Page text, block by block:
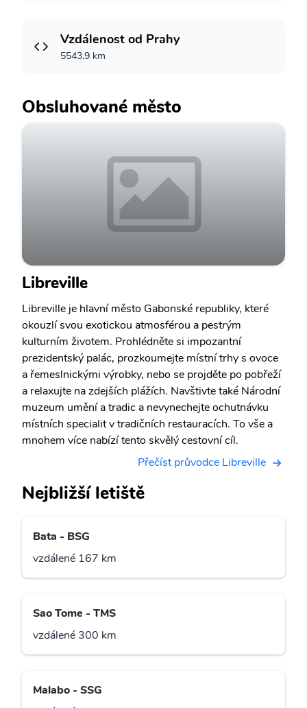
Vzdálenost od Prahy
5543.9 km
Obsluhované město
Libreville
Libreville je hlavní město Gabonské republiky, které
okouzlí svou exotickou atmosférou a pestrým
kulturním životem. Prohlédněte si impozantní
prezidentský palác, prozkoumejte místní trhy s ovoce
a řemeslnickými výrobky, nebo se projděte po pobřeží
a relaxujte na zdejších plážích. Navštivte také Národní
muzeum umění a tradic a nevynechejte ochutnávku
místních specialit v tradičních restauracích. To vše a
mnohem více nabízí tento skvělý cestovní cíl.
Přečíst průvodce Libreville
Nejbližší letiště
Bata - BSG
vzdálené 167 km
Sao Tome - TMS
vzdálené 300 km
Malabo - SSG